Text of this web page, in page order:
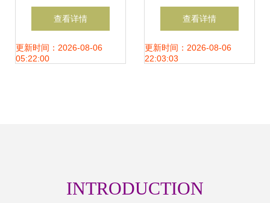
底观光的私人盛宴
查看详情
更新时间：2026-08-06
05:22:00
作业的守护者与先
进潜水设备的完美
查看详情
更新时间：2026-08-06
22:03:03
INTRODUCTION